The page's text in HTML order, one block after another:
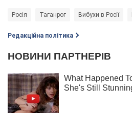
Росія Таганрог Вибухи в Росії
Редакційна політика